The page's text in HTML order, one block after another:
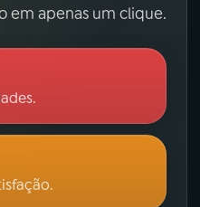
em apenas um clique.